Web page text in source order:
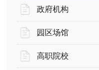
政府机构
园区场馆
高职院校